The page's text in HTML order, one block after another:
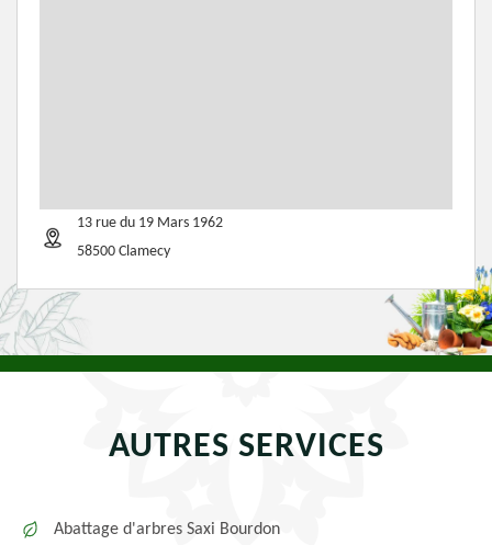
13 rue du 19 Mars 1962
58500 Clamecy
AUTRES SERVICES
Abattage d'arbres Saxi Bourdon